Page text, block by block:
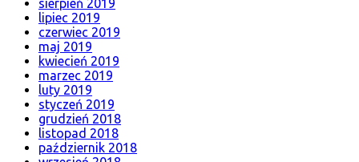
sierpień 2019
lipiec 2019
czerwiec 2019
maj 2019
kwiecień 2019
marzec 2019
luty 2019
styczeń 2019
grudzień 2018
listopad 2018
październik 2018